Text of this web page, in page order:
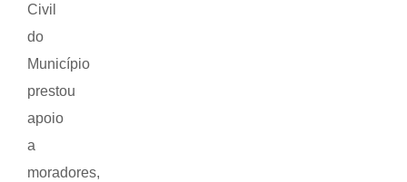
Civil
do
Município
prestou
apoio
a
moradores,